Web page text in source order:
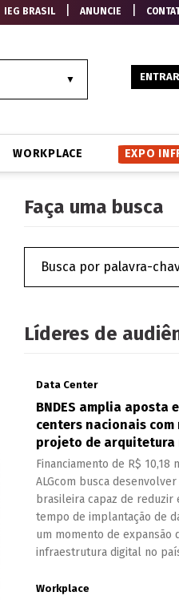
IEG BRASIL|ANUNCIE
ENTRAR
WORKPLACE EXPO
Faça uma busca
Líderes de
Data Center
BNDES amplia aposta
centers nacionais com
projeto de arquitetura
Financiamento de R$ 10,18
ALGcom busca
brasileira capaz de reduzir
tempo de implantação de
um momento de expansão
infraestrutura digital no
Workplace